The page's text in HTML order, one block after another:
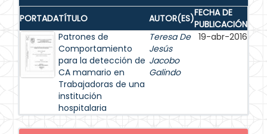
PORTADATÍTULO AUTOR(ES)FECHA DE
PUBLICACIÓN
Patrones de
Comportamiento
para la detección de
CA mamario en
Trabajadoras de una
institución
hospitalaria
Teresa De
Jesús
Jacobo
Galindo
19-abr-2016